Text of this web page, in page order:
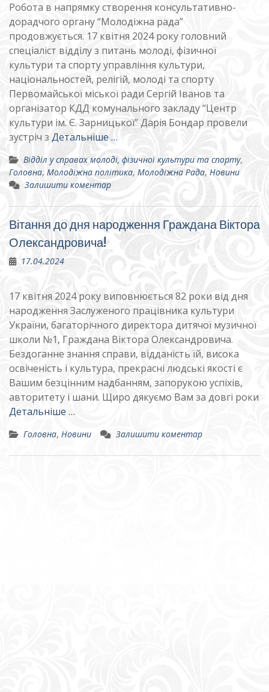
Робота в напрямку створення консультативно-
дорадчого органу “Молодіжна рада”
продовжується. 17 квітня 2024 року головний
спеціаліст відділу з питань молоді, фізичної
культури та спорту управління культури,
національностей, релігій, молоді та спорту
Первомайської міської ради Сергій Іванов та
організатор КДД комунального закладу “Центр
культури ім. Є. Зарницької” Дарія Бондар провели
зустріч з Детальніше …
Відділ у справах молоді, фізичної культури та спорту,
Головна, Молодіжна політика, Молодіжна Рада, Новини
Залишити коментар
Вітання до дня народження Граждана Віктора
Олександровича!
17.04.2024
17 квітня 2024 року виповнюється 82 роки від дня
народження Заслуженого працівника культури
України, багаторічного директора дитячої музичної
школи №1, Граждана Віктора Олександровича.
Бездоганне знання справи, відданість їй, висока
освіченість і культура, прекрасні людські якості є
Вашим безцінним надбанням, запорукою успіхів,
авторитету і шани. Щиро дякуємо Вам за довгі роки
Детальніше …
Головна, Новини Залишити коментар